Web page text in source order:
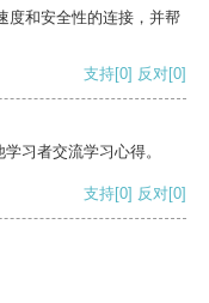
度和安全性的连接，并帮
支持[0] 反对[0]
习者交流学习心得。
支持[0] 反对[0]